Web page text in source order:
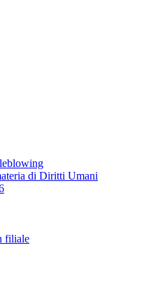
di Diritti Umani
filiale